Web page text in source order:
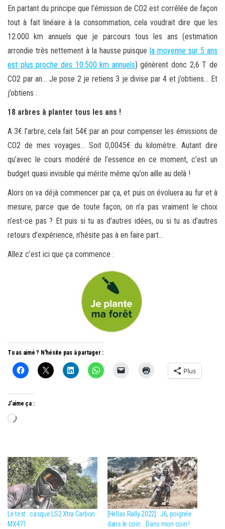
En partant du principe que l’émission de CO2 est corrélée de façon
tout à fait linéaire à la consommation, cela voudrait dire que les
12.000 km annuels que je parcours tous les ans (estimation
arrondie très nettement à la hausse puisque la moyenne sur 5 ans
est plus proche des 10.500 km annuels) génèrent donc 2,6 T de
CO2 par an… Je pose 2 je retiens 3 je divise par 4 et j’obtiens… Et
j’obtiens :
18 arbres à planter tous les ans !
A 3€ l’arbre, cela fait 54€ par an pour compenser les émissions de
CO2 de mes voyages… Soit 0,0045€ du kilomètre. Autant dire
qu’avec le cours modéré de l’essence en ce moment, c’est un
budget quasi invisible qui mérite même qu’on aille au delà !
Alors on va déjà commencer par ça, et puis on évoluera au fur et à
mesure, parce que de toute façon, on n’a pas vraiment le choix
n’est-ce pas ? Et puis si tu as d’autres idées, ou si tu as d’autres
retours d’expérience, n’hésite pas à en faire part…
Allez c’est ici que ça commence :
Tu as aimé ? N'hésite pas à partager :
Plus
J’aime ça :
Chargement…
Le test : casque LS2 Xtra Carbon
MX471
[Hellas Rally 2022] : J6, poignée
dans le coin… Dans mon coin !